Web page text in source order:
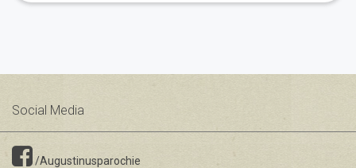
Social Media
/Augustinusparochie